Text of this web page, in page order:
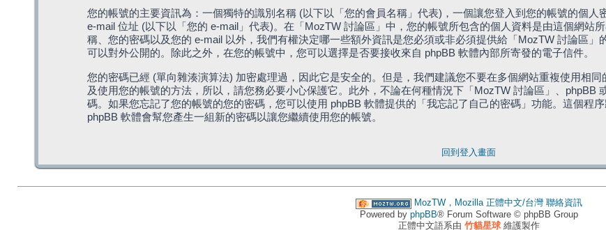
您的帳號的主要資訊為：一個獨特的識別名稱 (以下以「您的會員名稱」代表)，一個讓您登入到您的帳號的個人
e-mail 位址 (以下以「您的 e-mail」代表)。在「MozTW 討論區」中，您的帳號所包含的個人資料是由這個網站
稱、您的密碼以及您的 e-mail 以外，我們有權決定哪一些額外資訊是您必須或非必須提供給「MozTW 討論區
可以對外公開的。除此之外，在您的帳號中，您可以選擇是否要接收來自 phpBB 軟體內部所寄發的電子信件。
您的密碼已經 (單向雜湊演算法) 加密處理過，因此它是安全的。但是，我們建議您不要在多個網站重複使用相
及使用您的帳號的方法，所以，請您務必要小心保護它。此外，不論在何種情況下「MozTW 討論區」、phpBB
碼。如果您忘記了您的帳號的您的密碼，您可以使用 phpBB 軟體提供的「我忘記了自己的密碼」功能。這個程
phpBB 軟體會幫您產生一組新的密碼以讓您繼續使用您的帳號。
回到登入畫面
MozTW，Mozilla 正體中文/台灣 聯絡資訊
Powered by phpBB® Forum Software © phpBB Group
正體中文語系由 竹貓星球維護製作